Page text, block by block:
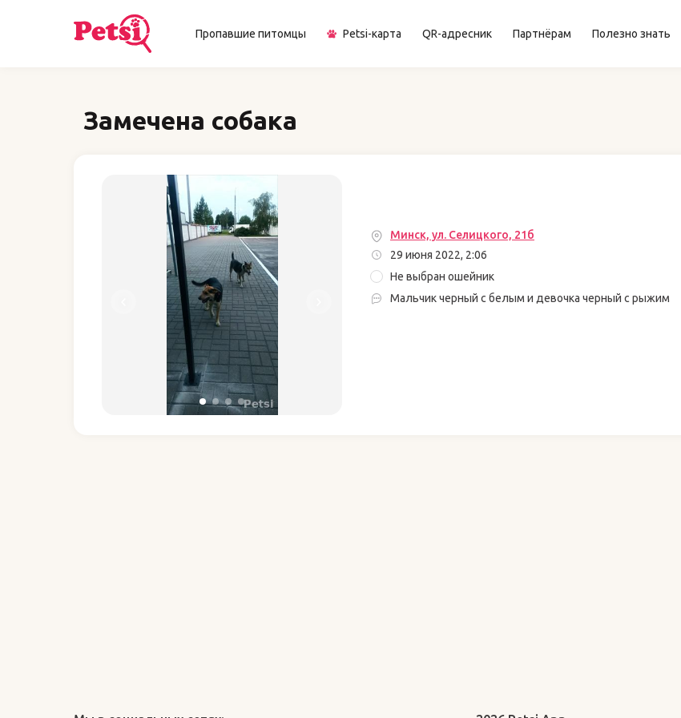
Пропавшие питомцы Petsi-карта QR-адресник Партнёрам Полезно знать
Замечена собака
Минск, ул. Селицкого, 21б
29 июня 2022, 2:06
Не выбран ошейник
Мальчик черный с белым и девочка черный с рыжим